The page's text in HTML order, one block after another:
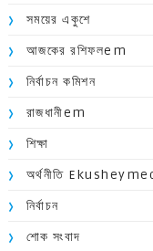
সময়ের একুশে
আজকের রশিফলem
নির্বাচন কমিশন
রাজধানীem
শিক্ষা
অর্থনীতি
নির্বাচন
শোক সংবাদ